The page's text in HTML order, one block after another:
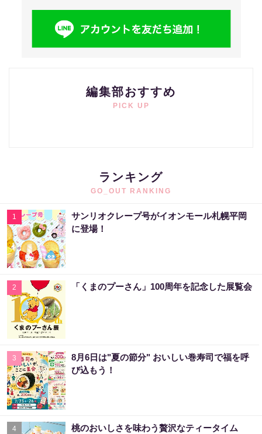
編集部おすすめ
PICK UP
ランキング
GO_OUT RANKING
1
サンリオクレープ号がイオンモール札幌平岡
に登場！
2 「くまのプーさん」100周年を記念した展覧会
3
8月6日は"夏の節分" おいしい巻寿司で福を呼
び込もう！
4 桃のおいしさを味わう贅沢なティータイム